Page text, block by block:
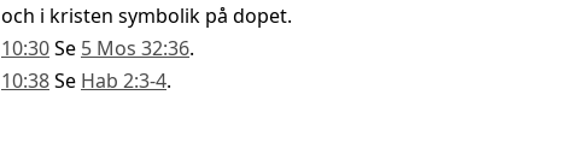
och i kristen symbolik på dopet.
10:30Se 5 Mos 32:36.
10:38Se Hab 2:3-4.